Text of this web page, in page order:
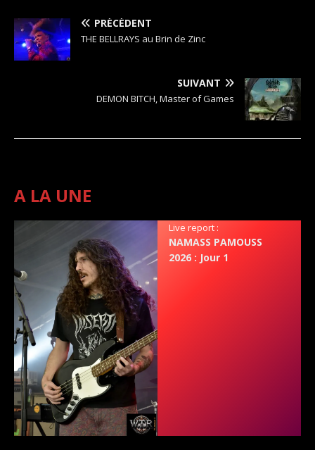
PRÉCÉDENT
THE BELLRAYS au Brin de Zinc
SUIVANT
DEMON BITCH, Master of Games
A LA UNE
Live report :
NAMASS PAMOUSS
2026 : Jour 1